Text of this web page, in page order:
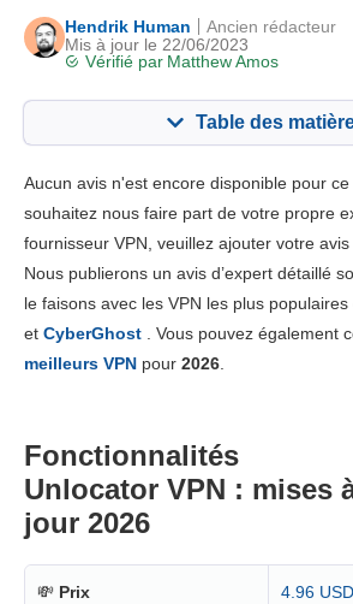
Hendrik Human
Mis à jour le 22/06/2023
Vérifié par Matthew Amos
Ancien rédacteur
Table des
Fonctionnalités principales 7.0
Installation et Apps 8.8
Fiabilité & support 5.0
Aucun avis n'est encore disponible pour
souhaitez nous faire part de votre propre
fournisseur VPN, veuillez ajouter votre
Nous publierons un avis d’expert détaillé
le faisons avec les VPN les plus
et CyberGhost . Vous pouvez également
meilleurs VPN pour 2026.
Fonctionnalités
Unlocator VPN : mises
jour 2026
💸 Prix 4.96